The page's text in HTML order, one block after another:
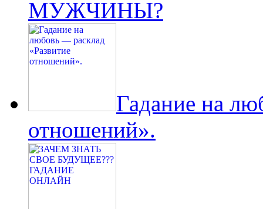
МУЖЧИНЫ?
Гадание на
отношений».